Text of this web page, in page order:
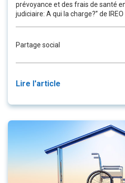
prévoyance et des frais de santé
judiciaire: A qui la charge?” de
Partage social
Lire l'article